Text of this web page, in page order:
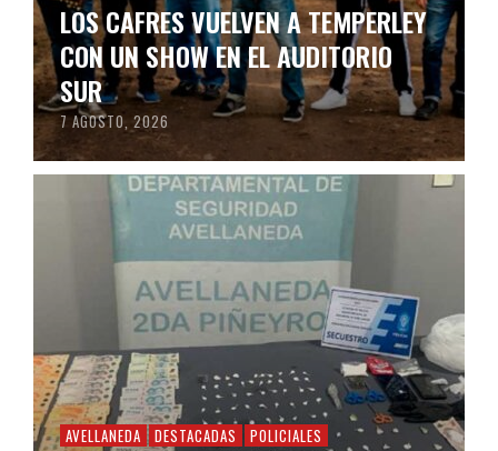
LOS CAFRES VUELVEN A TEMPERLEY
CON UN SHOW EN EL AUDITORIO
SUR
7 AGOSTO, 2026
AVELLANEDA DESTACADAS POLICIALES